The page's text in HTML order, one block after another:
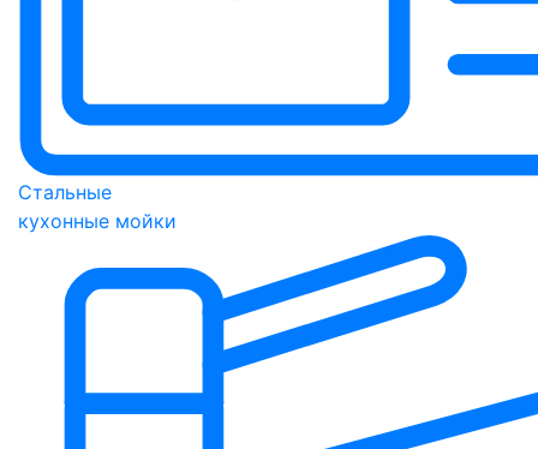
Стальные
кухонные мойки